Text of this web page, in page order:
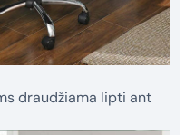
draudžiama lipti ant